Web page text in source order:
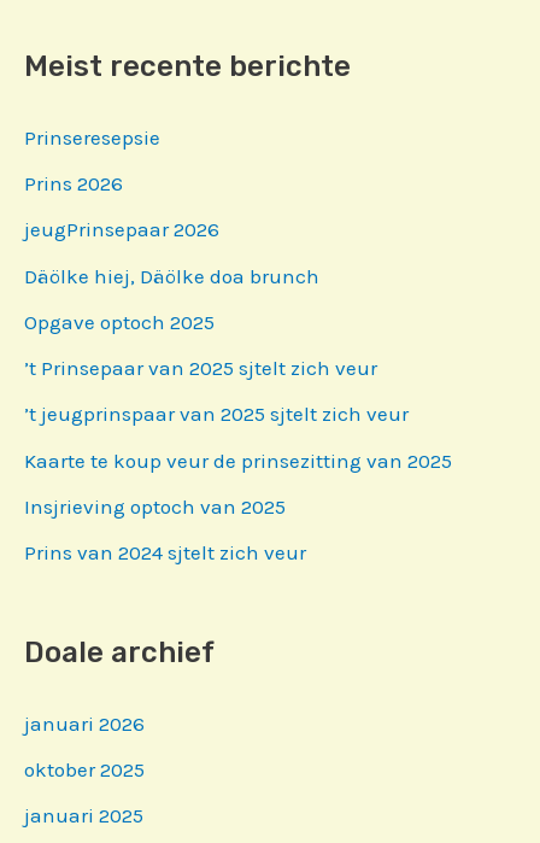
Meist recente berichte
Prinseresepsie
Prins 2026
jeugPrinsepaar 2026
Däölke hiej, Däölke doa brunch
Opgave optoch 2025
’t Prinsepaar van 2025 sjtelt zich veur
’t jeugprinspaar van 2025 sjtelt zich veur
Kaarte te koup veur de prinsezitting van 2025
Insjrieving optoch van 2025
Prins van 2024 sjtelt zich veur
Doale archief
januari 2026
oktober 2025
januari 2025